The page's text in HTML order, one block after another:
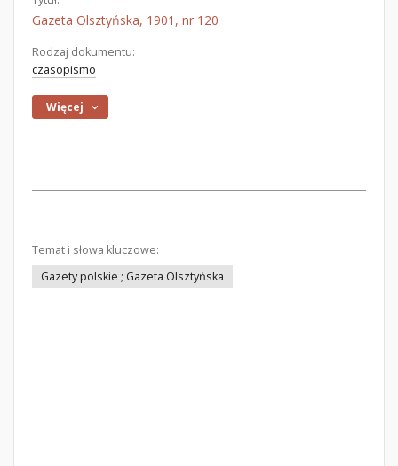
Gazeta Olsztyńska, 1901, nr 120
Rodzaj dokumentu:
czasopismo
Więcej
Temat i słowa kluczowe:
Gazety polskie ; Gazeta Olsztyńska